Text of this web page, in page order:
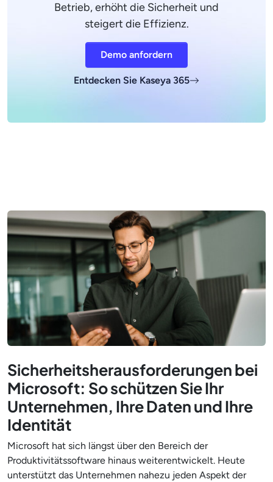
Betrieb, erhöht die Sicherheit und
steigert die Effizienz.
Demo anfordern
Entdecken Sie Kaseya 365
Sicherheitsherausforderungen bei
Microsoft: So schützen Sie Ihr
Unternehmen, Ihre Daten und Ihre
Identität
Microsoft hat sich längst über den Bereich der
Produktivitätssoftware hinaus weiterentwickelt. Heute
unterstützt das Unternehmen nahezu jeden Aspekt der